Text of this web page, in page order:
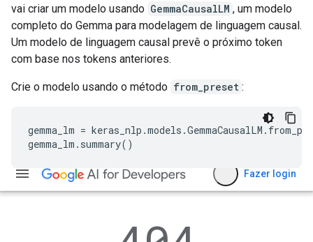
vai criar um modelo usando GemmaCausalLM , um modelo
completo do Gemma para modelagem de linguagem causal.
Um modelo de linguagem causal prevê o próximo token
com base nos tokens anteriores.
Crie o modelo usando o método from_preset :
gemma_lm =